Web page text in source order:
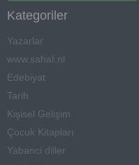
Kategoriler
Yazarlar
www.sahaf.nl
Edebiyat
Tarih
Kişisel Gelişim
Çocuk Kitapları
Yabanci diller